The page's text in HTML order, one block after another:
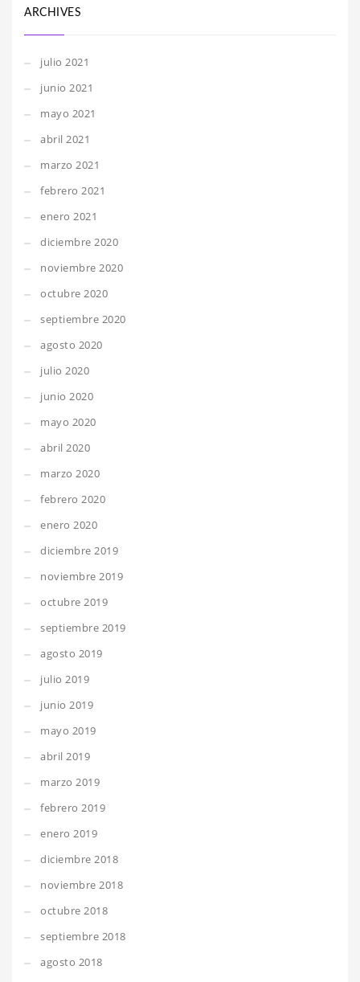
ARCHIVES
julio 2021
junio 2021
mayo 2021
abril 2021
marzo 2021
febrero 2021
enero 2021
diciembre 2020
noviembre 2020
octubre 2020
septiembre 2020
agosto 2020
julio 2020
junio 2020
mayo 2020
abril 2020
marzo 2020
febrero 2020
enero 2020
diciembre 2019
noviembre 2019
octubre 2019
septiembre 2019
agosto 2019
julio 2019
junio 2019
mayo 2019
abril 2019
marzo 2019
febrero 2019
enero 2019
diciembre 2018
noviembre 2018
octubre 2018
septiembre 2018
agosto 2018